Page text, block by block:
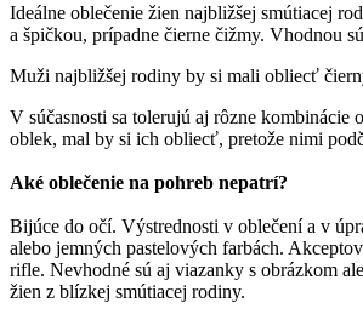
Ideálne oblečenie žien najbližšej smútiacej
a špičkou, prípadne čierne čižmy. Vhodnou
Muži najbližšej rodiny by si mali obliecť
V súčasnosti sa tolerujú aj rôzne
oblek, mal by si ich obliecť, pretože nimi
Aké oblečenie na pohreb nepatrí?
Bijúce do očí. Výstrednosti v oblečení a v
alebo jemných pastelových farbách.
rifle. Nevhodné sú aj viazanky s obrázkom
žien z blízkej smútiacej rodiny.